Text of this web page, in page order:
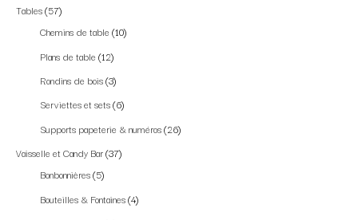
Tables 57
Chemins de table 10
Plans de table 12
Rondins de bois 3
Serviettes et sets 6
Supports papeterie & numéros 26
Vaisselle et Candy Bar 37
Bonbonnières 5
Bouteilles & Fontaines 4